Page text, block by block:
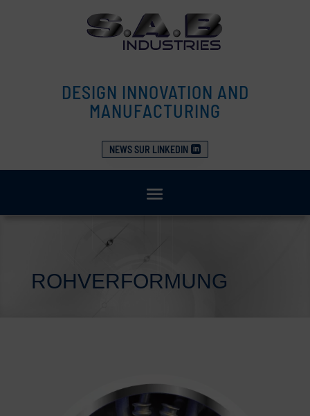
DESIGN INNOVATION AND
MANUFACTURING
NEWS SUR LINKEDIN
ROHVERFORMUNG